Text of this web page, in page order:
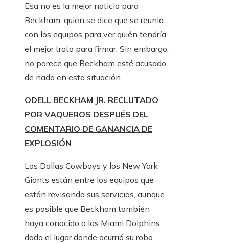
Esa no es la mejor noticia para
Beckham, quien se dice que se reunió
con los equipos para ver quién tendría
el mejor trato para firmar. Sin embargo,
no parece que Beckham esté acusado
de nada en esta situación.
ODELL BECKHAM JR. RECLUTADO
POR VAQUEROS DESPUÉS DEL
COMENTARIO DE GANANCIA DE
EXPLOSIÓN
Los Dallas Cowboys y los New York
Giants están entre los equipos que
están revisando sus servicios, aunque
es posible que Beckham también
haya conocido a los Miami Dolphins,
dado el lugar donde ocurrió su robo.